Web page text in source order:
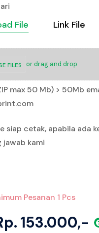
File Link File
FILES or drag and drop
ZIP max 50 Mb) > 50Mb
siap cetak, apabila ada
kami
Pesanan 1 Pcs
153.000,-